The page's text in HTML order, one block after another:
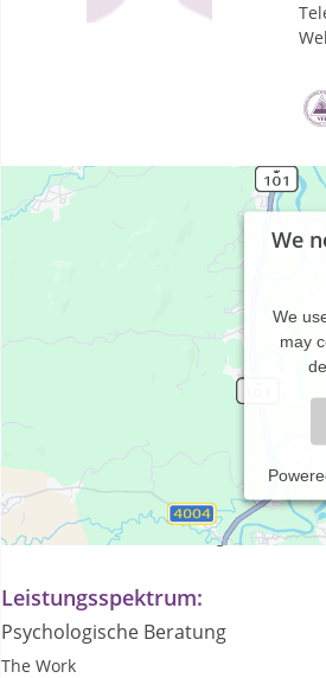
We
We
may
Praxiszeiten:
Termine nach Vereinbarung
Leistungsspektrum:
Psychologische Beratung
The Work